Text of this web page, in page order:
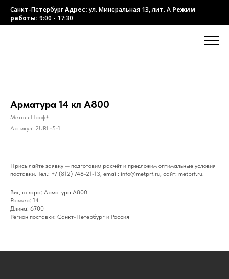
Санкт-ПетербургАдрес:ул. Минеральная 13, лит. А Режим
работы: 9:00 - 17:30
Арматура 14 кл А800
МеталлПроф+
Артикул: 2URL-5-1
Присылайте заявку — подготовим расчёт и предложим оптимальные условия
поставки. Тел.: +7 (812) 748-21-13, email: info@metprf.ru, сайт: metprf.ru.
Вид товара: Арматура А800
Размер: 14
Длина: 6700
Регион поставки: Санкт-Петербург и Россия